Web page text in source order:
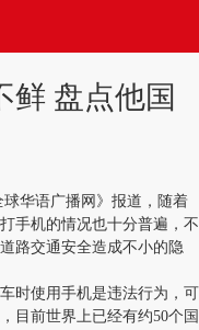
鲜 盘点他国
华语广播网》报道，随着
手机的情况也十分普遍，不
路交通安全造成不小的隐
使用手机是违法行为，可
目前世界上已经有约50个国